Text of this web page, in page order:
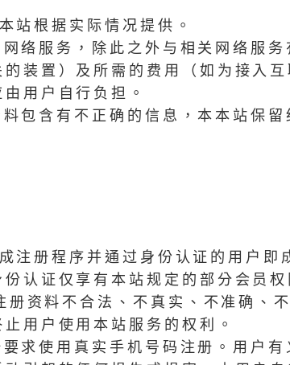
根据实际情况提供。
服务，除此之外与相关网络服务
装置）及所需的费用（如为接入
用户自行负担。
含有不正确的信息，本本站保留
册程序并通过身份认证的用户即
认证仅享有本站规定的部分会员
资料不合法、不真实、不准确、
用户使用本站服务的权利。
使用真实手机号码注册。用户有